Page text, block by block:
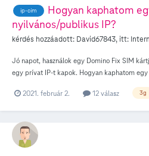
helyét stb. Mi lehet a baja? Valakinek valami
segítségeket! Üdv: András
ip-cím
Hogyan kaphatom
nyilvános/publikus IP?
kérdés hozzáadott: David67843, itt:
Jó napot, használok egy Domino Fix SIM
egy prívat IP-t kapok. Hogyan kaphatom
paraméterek kell módosítani? Üdvözlettel,
2021. február 2. 12 válasz 3g